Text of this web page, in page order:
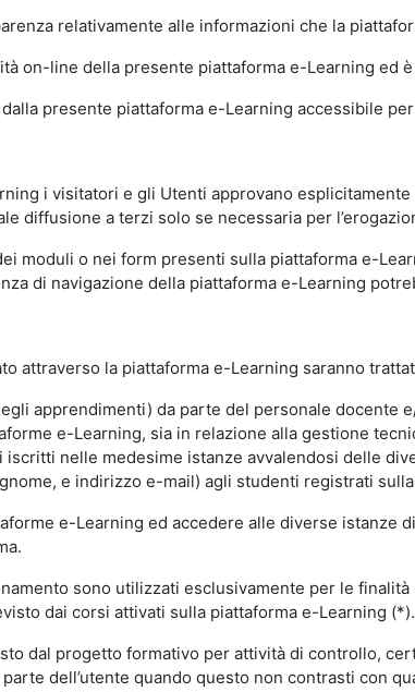
relativamente alle informazioni che la
on-line della presente piattaforma e-Learning ed
presente piattaforma e-Learning accessibile
i visitatori e gli Utenti approvano
diffusione a terzi solo se necessaria per
moduli o nei form presenti sulla piattaforma e-
di navigazione della piattaforma e-Learning
attraverso la piattaforma e-Learning saranno
apprendimenti) da parte del personale docente
e-Learning, sia in relazione alla gestione
nelle medesime istanze avvalendosi delle
e indirizzo e-mail) agli studenti registrati
e-Learning ed accedere alle diverse istanze
sono utilizzati esclusivamente per le
dai corsi attivati sulla piattaforma e-Learning (*).
dal progetto formativo per attività di controllo,
dell’utente quando questo non contrasti con